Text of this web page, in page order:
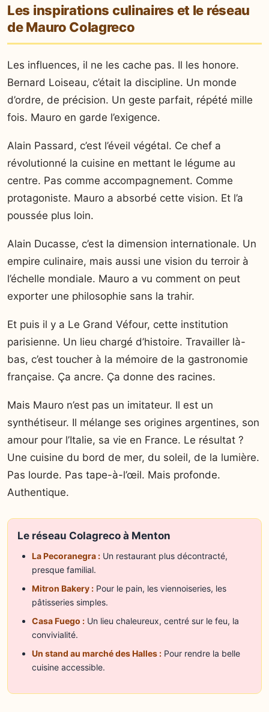
Les inspirations culinaires et le réseau
de Mauro Colagreco
Les influences, il ne les cache pas. Il les honore.
Bernard Loiseau, c’était la discipline. Un monde
d’ordre, de précision. Un geste parfait, répété mille
fois. Mauro en garde l’exigence.
Alain Passard, c’est l’éveil végétal. Ce chef a
révolutionné la cuisine en mettant le légume au
centre. Pas comme accompagnement. Comme
protagoniste. Mauro a absorbé cette vision. Et l’a
poussée plus loin.
Alain Ducasse, c’est la dimension internationale. Un
empire culinaire, mais aussi une vision du terroir à
l’échelle mondiale. Mauro a vu comment on peut
exporter une philosophie sans la trahir.
Et puis il y a Le Grand Véfour, cette institution
parisienne. Un lieu chargé d’histoire. Travailler là-
bas, c’est toucher à la mémoire de la gastronomie
française. Ça ancre. Ça donne des racines.
Mais Mauro n’est pas un imitateur. Il est un
synthétiseur. Il mélange ses origines argentines, son
amour pour l’Italie, sa vie en France. Le résultat ?
Une cuisine du bord de mer, du soleil, de la lumière.
Pas lourde. Pas tape-à-l’œil. Mais profonde.
Authentique.
Le réseau Colagreco à Menton
La Pecoranegra : Un restaurant plus décontracté,
presque familial.
Mitron Bakery : Pour le pain, les viennoiseries, les
pâtisseries simples.
Casa Fuego : Un lieu chaleureux, centré sur le feu, la
convivialité.
Un stand au marché des Halles : Pour rendre la belle
cuisine accessible.